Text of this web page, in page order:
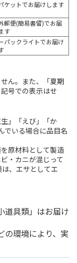
ケットでお届けします
郵便(簡易書留)でお届
す
パックライトでお届け
ん。また、「夏期
号での表示はせ
」「えび」「か
でいる場合に品目名
原材料として製造
・カニが混じって
、エサとしてエ
道具類」はお届け
の環境により、実